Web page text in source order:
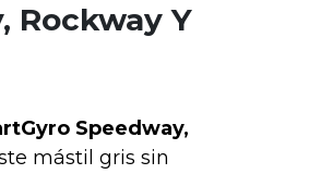
Rockway Y
Speedway,
mástil gris sin